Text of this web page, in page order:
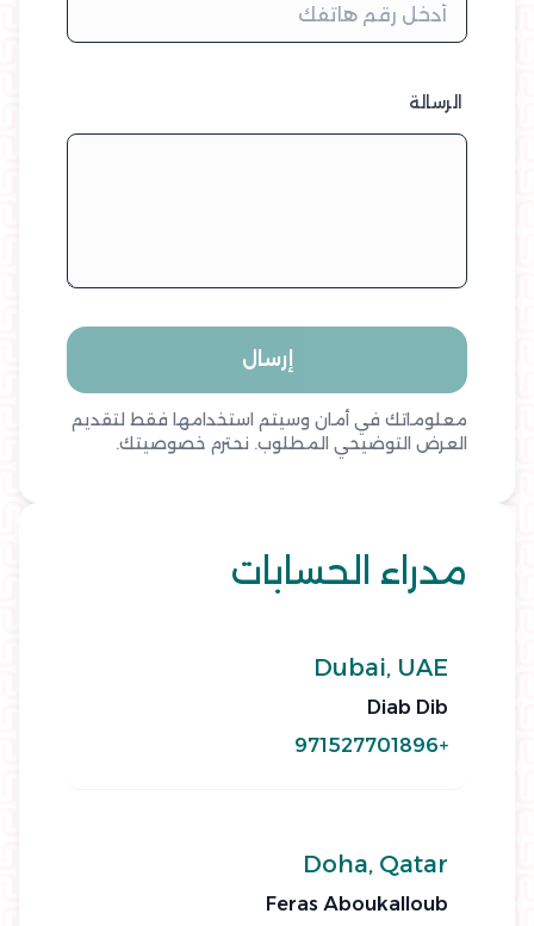
الرسالة
إرسال
معلوماتك في أمان وسيتم استخدامها فقط لتقديم
العرض التوضيحي المطلوب. نحترم خصوصيتك.
مدراء الحسابات
Dubai, UAE
Diab Dib
+971527701896
Doha, Qatar
Feras Aboukalloub